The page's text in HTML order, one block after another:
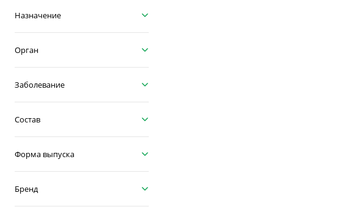
Назначение
Орган
Заболевание
Состав
Форма выпуска
Бренд